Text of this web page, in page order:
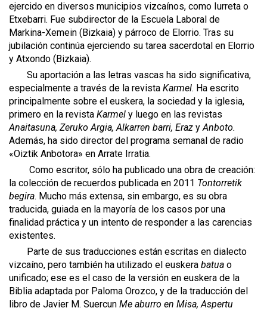
ejercido en diversos municipios vizcaínos, como Iurreta o
Etxebarri. Fue subdirector de la Escuela Laboral de
Markina-Xemein (Bizkaia) y párroco de Elorrio. Tras su
jubilación continúa ejerciendo su tarea sacerdotal en Elorrio
y Atxondo (Bizkaia).
Su aportación a las letras vascas ha sido significativa,
especialmente a través de la revista Karmel. Ha escrito
principalmente sobre el euskera, la sociedad y la iglesia,
primero en la revista Karmel y luego en las revistas
Anaitasuna, Zeruko Argia, Alkarren barri, Eraz yAnboto.
Además, ha sido director del programa semanal de radio
«Oiztik Anbotora» en Arrate Irratia.
Como escritor, sólo ha publicado una obra de creación:
la colección de recuerdos publicada en 2011 Tontorretik
begira. Mucho más extensa, sin embargo, es su obra
traducida, guiada en la mayoría de los casos por una
finalidad práctica y un intento de responder a las carencias
existentes.
Parte de sus traducciones están escritas en dialecto
vizcaíno, pero también ha utilizado el euskera batua o
unificado; ese es el caso de la versión en euskera de la
Biblia adaptada por Paloma Orozco, y de la traducción del
libro de Javier M. Suercun Me aburro en Misa, Aspertu